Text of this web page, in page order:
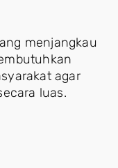
menjangkau
agar
luas.